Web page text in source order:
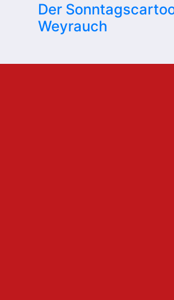
Der
Weyrauch